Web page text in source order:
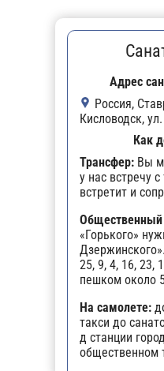
Адрес
Россия,
Кисловодск,
Как
Трансфер: Вы
у нас встречу
встретит и
Общественный
«Горького»
25, 9, 4, 16, 23,
пешком около
На самолете:
такси до
д станции
общественном